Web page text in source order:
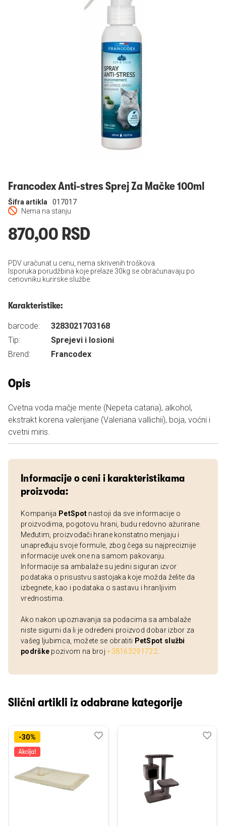
Francodex Anti-stres Sprej Za Mačke 100ml
Nema na stanju
Šifra artikla 017017
870,00 RSD
PDV uračunat u cenu, nema skrivenih troškova.
Isporuka porudžbina koje prelaze 30kg se obračunavaju po
cenovniku kurirske službe.
Karakteristike:
barcode:
3283021703168
Tip:
Sprejevi i losioni
Brend:
Francodex
Opis
Cvetna voda mačje mente (Nepeta cataria), alkohol,
ekstrakt korena valerijane (Valeriana vallichii), boja, voćni i
cvetni miris.
Informacije o ceni i karakteristikama
proizvoda:
Kompanija PetSpot nastoji da sve informacije o
proizvodima, pogotovu hrani, budu redovno ažurirane.
Međutim, proizvođači hrane konstatno menjaju i
unapređuju svoje formule, zbog čega su najpreciznije
informacije uvek one na samom pakovanju.
Informacije sa ambalaže su jedini siguran izvor
podataka o prisustvu sastojaka koje možda želite da
izbegnete, kao i podataka o sastavu i hranljivim
vrednostima.
Ako nakon upoznavanja sa podacima sa ambalaže
niste sigurni da li je određeni proizvod dobar izbor za
vašeg ljubimca, možete se obratiti PetSpot službi
podrške pozivom na broj+38163291722
Slični artikli iz odabrane kategorije
-30%
Dodaj
Uporedi